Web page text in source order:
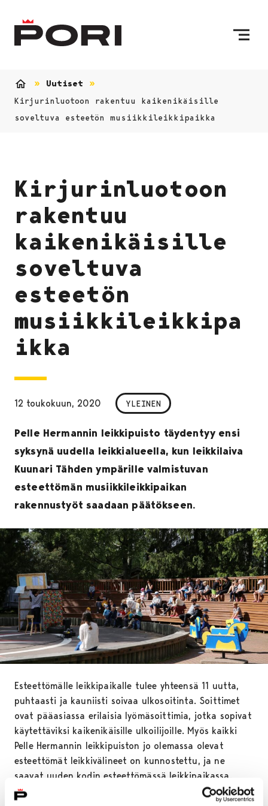
Uutiset
Kirjurinluotoon rakentuu kaikenikäisille
soveltuva esteetön musiikkileikkipaikka
Kirjurinluotoon
rakentuu
kaikenikäisille
soveltuva
esteetön
musiikkileikkipa
ikka
12 toukokuun, 2020 YLEINEN
Pelle Hermannin leikkipuisto täydentyy ensi
syksynä uudella leikkialueella, kun leikkilaiva
Kuunari Tähden ympärille valmistuvan
esteettömän musiikkileikkipaikan
rakennustyöt saadaan päätökseen.
Esteettömälle leikkipaikalle tulee yhteensä 11 uutta,
puhtaasti ja kauniisti soivaa ulkosoitinta. Soittimet
ovat pääasiassa erilaisia lyömäsoittimia, jotka sopivat
käytettäviksi kaikenikäisille ulkoilijoille. Myös kaikki
Pelle Hermannin leikkipuiston jo olemassa olevat
esteettömät leikkivälineet on kunnostettu, ja ne
saavat uuden kodin esteettömässä leikkipaikassa.
– Leikkipaikan pintamateriaalit on valittu niin, että